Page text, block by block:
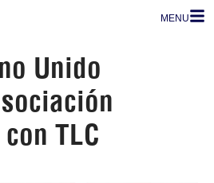
MENU
Unido
TLC